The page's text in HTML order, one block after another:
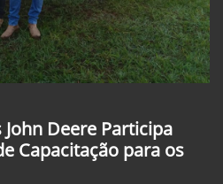
Deere Participa
Capacitação para os